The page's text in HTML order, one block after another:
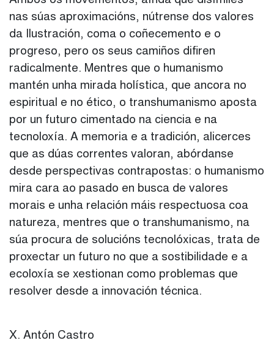
nas súas aproximacións, nútrense dos valores
da Ilustración, coma o coñecemento e o
progreso, pero os seus camiños difiren
radicalmente. Mentres que o humanismo
mantén unha mirada holística, que ancora no
espiritual e no ético, o transhumanismo aposta
por un futuro cimentado na ciencia e na
tecnoloxía. A memoria e a tradición, alicerces
que as dúas correntes valoran, abórdanse
desde perspectivas contrapostas: o humanismo
mira cara ao pasado en busca de valores
morais e unha relación máis respectuosa coa
natureza, mentres que o transhumanismo, na
súa procura de solucións tecnolóxicas, trata de
proxectar un futuro no que a sostibilidade e a
ecoloxía se xestionan como problemas que
resolver desde a innovación técnica.
X. Antón Castro